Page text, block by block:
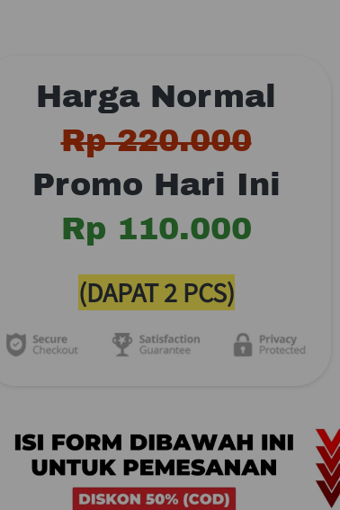
Harga Normal
Rp 220.000
Promo Hari Ini
Rp 110.000
(DAPAT 2 PCS)